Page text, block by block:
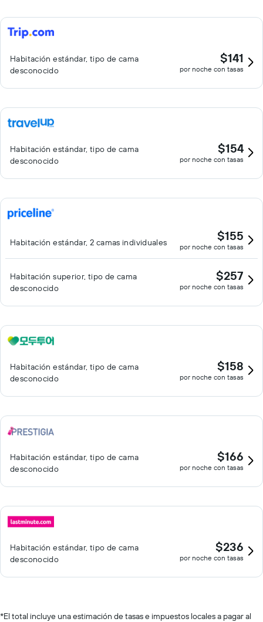
Habitación estándar, tipo de cama
desconocido
$141
por noche con tasas
Habitación estándar, tipo de cama
desconocido
$154
por noche con tasas
Habitación estándar, 2 camas individuales $155
por noche con tasas
Habitación superior, tipo de cama
desconocido
$257
por noche con tasas
Habitación estándar, tipo de cama
desconocido
$158
por noche con tasas
Habitación estándar, tipo de cama
desconocido
$166
por noche con tasas
Habitación estándar, tipo de cama
desconocido
$236
por noche con tasas
*El total incluye una estimación de tasas e impuestos locales a pagar al